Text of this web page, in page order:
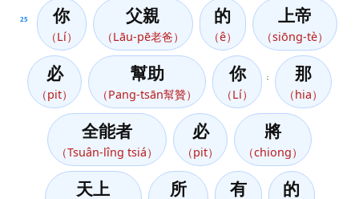
25 你
（Lí）
父親
（Lāu-pē老爸）
的
（ê）
上帝
（siōng-tè）
必
（pit）
幫助
（Pang-tsān幫贊）
你
（Lí）
； 那
（hia）
全能者
（Tsuân-lîng tsiá）
必
（pit）
將
（chiong）
天上 所 有 的